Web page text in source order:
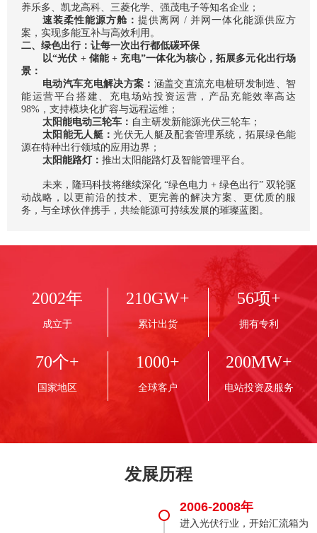
养乐多、凯龙高科、三菱化学、强茂电子等知名企业；
速装柔性能源方舱： 提供离网 / 并网一体化能源供应方
案，实现多能互补与高效利用。
二、绿色出行：让每一次出行都低碳环保
以“光伏 + 储能 + 充电”一体化为核心，拓展多元化出行场
景：
电动汽车充电解决方案： 涵盖交直流充电桩研发制造、智
能运营平台搭建、充电场站投资运营，产品充能效率高达
98%，支持模块化扩容与远程运维；
太阳能电动三轮车： 自主研发新能源光伏三轮车；
太阳能无人艇：光伏无人艇及配套管理系统，拓展绿色能
源在特种出行领域的应用边界；
太阳能路灯： 推出太阳能路灯及智能管理平台。
未来，隆玛科技将继续深化 “绿色电力 + 绿色出行” 双轮驱
动战略，以更前沿的技术、更完善的解决方案、更优质的服
务，与全球伙伴携手，共绘能源可持续发展的璀璨蓝图。
2002年
成立于
210GW+
累计出货
56项+
拥有专利
70个+
国家地区
1000+
全球客户
200MW+
电站投资及服务
发展历程
2006-2008年
进入光伏行业，开始汇流箱为